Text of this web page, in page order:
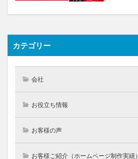
カテゴリー
会社
お役立ち情報
お客様の声
お客様ご紹介（ホームページ制作実績）